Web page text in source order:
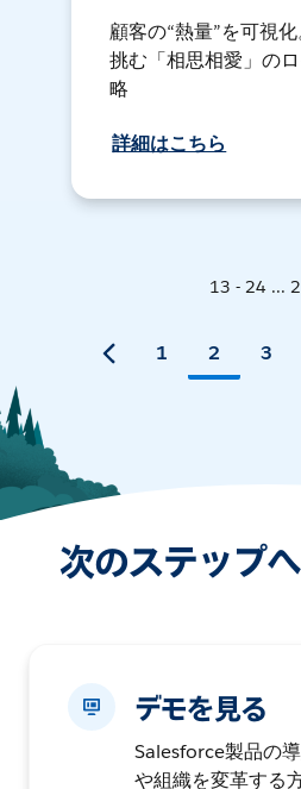
顧客の“熱量”を可視
挑む「相思相愛」の
略
詳細はこちら
13 - 24 ...
1 2 3
次のステップ
デモを見る
Salesforce製品の
や組織を変革する